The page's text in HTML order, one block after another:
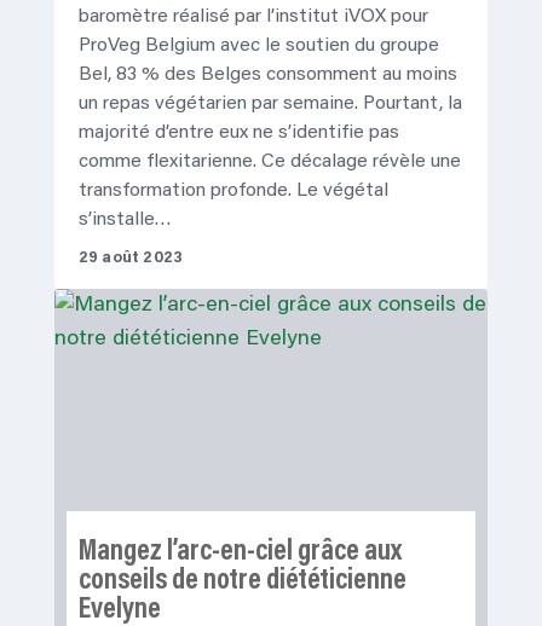
baromètre réalisé par l’institut iVOX pour
ProVeg Belgium avec le soutien du groupe
Bel, 83 % des Belges consomment au moins
un repas végétarien par semaine. Pourtant, la
majorité d’entre eux ne s’identifie pas
comme flexitarienne. Ce décalage révèle une
transformation profonde. Le végétal
s’installe…
29 août 2023
Mangez l’arc-en-ciel grâce aux
conseils de notre diététicienne
Evelyne